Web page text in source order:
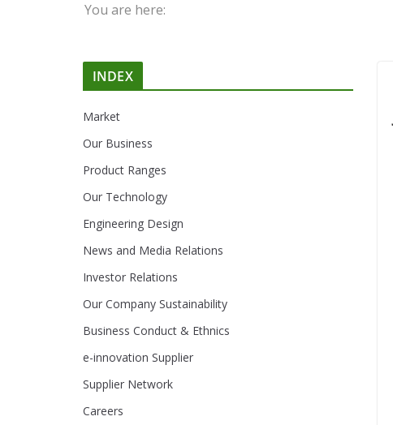
You are here:
INDEX
Market
Our Business
Product Ranges
Our Technology
Engineering Design
News and Media Relations
Investor Relations
Our Company Sustainability
Business Conduct & Ethnics
e-innovation Supplier
Supplier Network
Careers